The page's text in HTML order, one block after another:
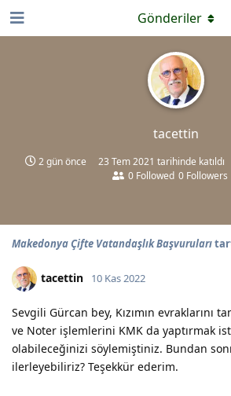
tacettin
2 gün önce 23 Tem 2021 tarihinde katıldı
0 Followed 0 Followers
Gönderiler
Makedonya Çifte Vatandaşlık Başvuruları
tacettin 10 Kas 2022
Sevgili Gürcan bey, Kızımın evraklarını
ve Noter işlemlerini KMK da yaptırmak
olabileceğinizi söylemiştiniz. Bundan
ilerleyebiliriz? Teşekkür ederim.